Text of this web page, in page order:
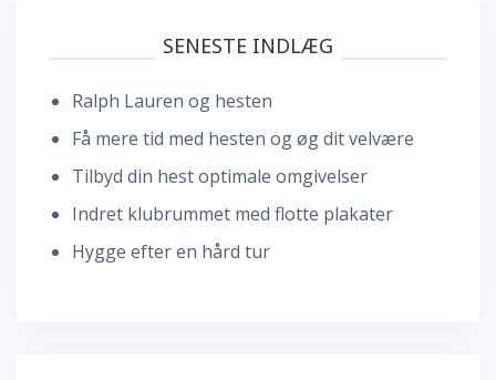
SENESTE INDLÆG
Ralph Lauren og hesten
Få mere tid med hesten og øg dit velvære
Tilbyd din hest optimale omgivelser
Indret klubrummet med flotte plakater
Hygge efter en hård tur